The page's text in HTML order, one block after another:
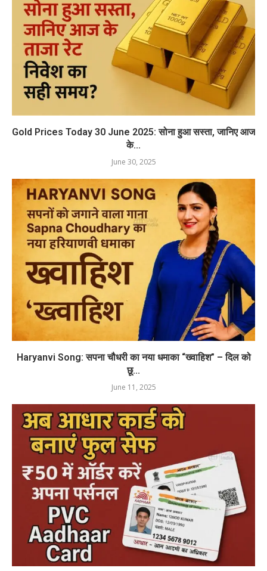
Gold Prices Today 30 June 2025: सोना हुआ सस्ता, जानिए आज
के...
June 30, 2025
Haryanvi Song: सपना चौधरी का नया धमाका “ख्वाहिश” – दिल को
छू...
June 11, 2025